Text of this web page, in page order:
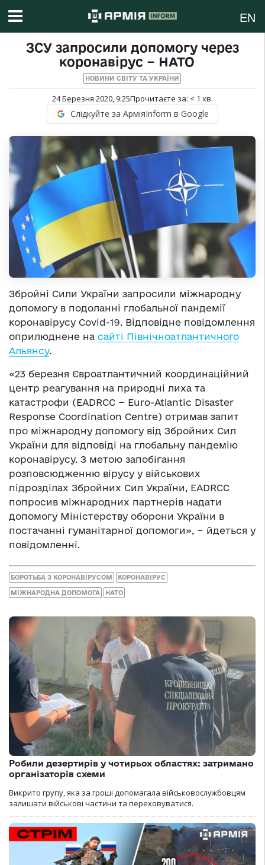
EN
ЗСУ запросили допомогу через
коронавірус − НАТО
НОВИНИ СВІТУ ТА УКРАЇНИ
24 Березня 2020, 9:25Прочитаєте за: < 1 хв.
Слідкуйте за АрміяInform в Google
Збройні Сили України запросили міжнародну
допомогу в подоланні глобальної пандемії
коронавірусу Covid-19. Відповідне повідомлення
оприлюднене на сайті Північноатлантичного
Альянсу.
«23 березня Євроатлантичний координаційний
центр реагування на природні лиха та
катастрофи (EADRCC − Euro-Atlantic Disaster
Response Coordination Centre) отримав запит
про міжнародну допомогу від Збройних Сил
України для відповіді на глобальну пандемію
коронавірусу. З метою запобігання
розповсюдженню вірусу у військових
підрозділах Збройних Сил України, EADRCC
попросив міжнародних партнерів надати
допомогу Міністерству оборони України в
постачанні гуманітарної допомоги», − йдеться у
повідомленні.
БОРОТЬБА З КОРОНАВІРУСОМ КОРОНАВІРУС
МІЖНАРОДНА ДОПОМОГА НАТО
Робили дезертирів у чотирьох областях: затримано
організаторів схеми
Викрито групу, яка за гроші допомагала військовослужбовцям
залишати військові частини та переховуватися.